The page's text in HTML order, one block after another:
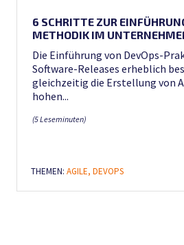
6 SCHRITTE ZUR
METHODIK IM
Die Einführung von DevOps-
Software-Releases erheblich
gleichzeitig die Erstellung von
hohen...
(5 Leseminuten)
THEMEN: AGILE, DEVOPS